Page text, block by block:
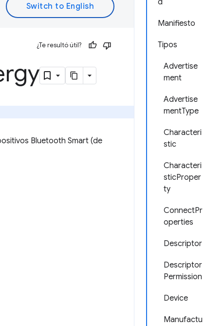
d
Manifiesto
Tipos
Advertise
ment
Advertise
mentType
Characteri
stic
Characteri
sticProper
ty
ConnectPr
operties
Descriptor
Descriptor
Permission
Device
Manufactu
¿Te resultó útil?
Bluetooth Smart (de